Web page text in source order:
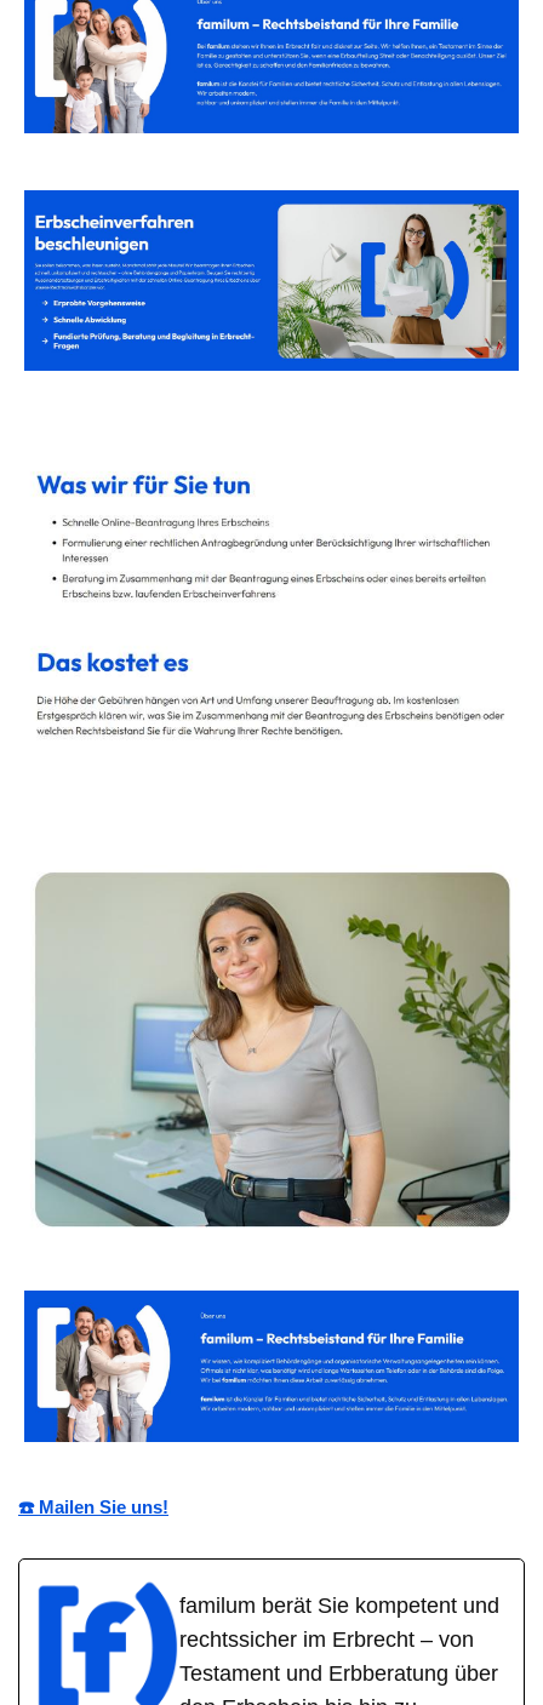
☎️ Mailen Sie uns!
familum berät Sie kompetent und
rechtssicher im Erbrecht – von
Testament und Erbberatung über